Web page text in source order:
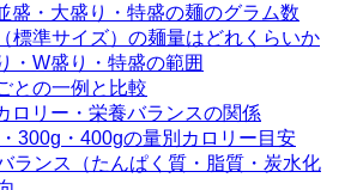
盛・大盛り・特盛の麺のグラム数
標準サイズ）の麺量はどれくらいか
・W盛り・特盛の範囲
との一例と比較
ロリー・栄養バランスの関係
300g・400gの量別カロリー目安
ランス（たんぱく質・脂質・炭水化